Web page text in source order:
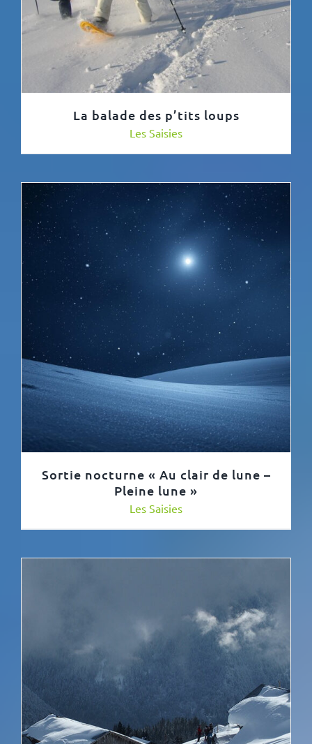
La balade des p’tits loups
Les Saisies
Sortie nocturne « Au clair de lune –
Pleine lune »
Les Saisies